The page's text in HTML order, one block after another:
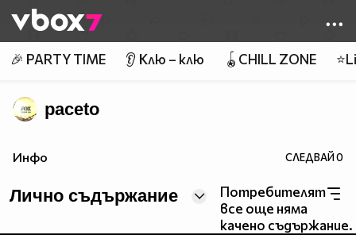
👾
🎉 PARTY TIME 👂 Клю – клю 🪀CHILL ZONE
paceto
Инфо СЛЕДВАЙ0
Лично съдържание
Потребителят
все още няма
качено съдържание.